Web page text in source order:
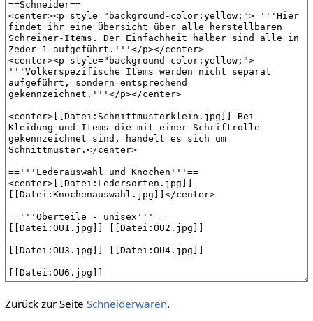
Zurück zur Seite Schneiderwaren.